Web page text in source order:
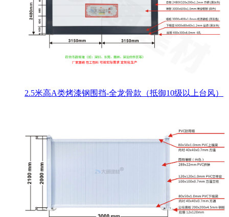
2.5米高A类烤漆钢围挡-全龙骨款（抵御10级以上台风）